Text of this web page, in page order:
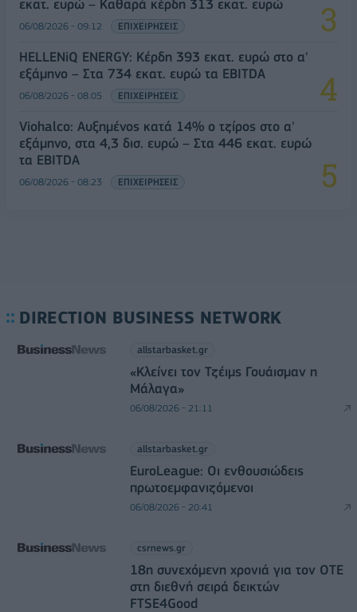
εκατ. ευρώ – Καθαρά κέρδη 313 εκατ. ευρώ
06/08/2026 - 09:12 ΕΠΙΧΕΙΡΗΣΕΙΣ
HELLENiQ ENERGY: Κέρδη 393 εκατ. ευρώ στο α'
εξάμηνο – Στα 734 εκατ. ευρώ τα EBITDA
06/08/2026 - 08:05 ΕΠΙΧΕΙΡΗΣΕΙΣ
Viohalco: Αυξημένος κατά 14% ο τζίρος στο α'
εξάμηνο, στα 4,3 δισ. ευρώ – Στα 446 εκατ. ευρώ
τα EBITDA
06/08/2026 - 08:23 ΕΠΙΧΕΙΡΗΣΕΙΣ
DIRECTION BUSINESS NETWORK
allstarbasket.gr
«Κλείνει τον Τζέιμς Γουάισμαν η
Μάλαγα»
06/08/2026 - 21:11
allstarbasket.gr
EuroLeague: Οι ενθουσιώδεις
πρωτοεμφανιζόμενοι
06/08/2026 - 20:41
csrnews.gr
18η συνεχόμενη χρονιά για τον ΟΤΕ
στη διεθνή σειρά δεικτών
FTSE4Good